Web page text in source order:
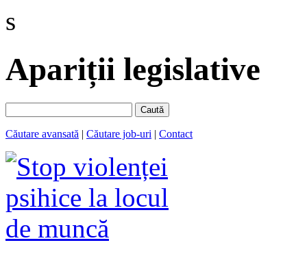
s
Apariții legislative
Caută
Căutare avansată | Căutare job-uri | Contact